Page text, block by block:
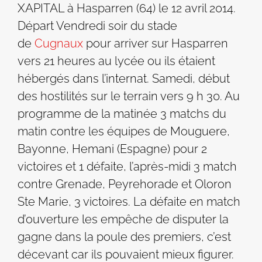
XAPITAL à Hasparren (64) le 12 avril 2014.
Départ Vendredi soir du stade
de Cugnaux pour arriver sur Hasparren
vers 21 heures au lycée ou ils étaient
hébergés dans l’internat. Samedi, début
des hostilités sur le terrain vers 9 h 30. Au
programme de la matinée 3 matchs du
matin contre les équipes de Mouguere,
Bayonne, Hemani (Espagne) pour 2
victoires et 1 défaite, l’après-midi 3 match
contre Grenade, Peyrehorade et Oloron
Ste Marie, 3 victoires. La défaite en match
d’ouverture les empêche de disputer la
gagne dans la poule des premiers, c’est
décevant car ils pouvaient mieux figurer.